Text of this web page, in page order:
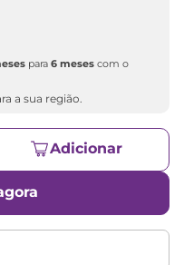
para6 meses com o
a sua região.
Adicionar